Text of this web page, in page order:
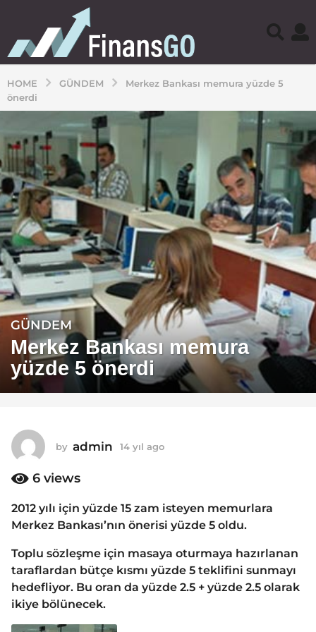
HOME GÜNDEM
Merkez Bankası memura yüzde 5
önerdi
1
4
ı
l
o
1
4
ı
l
GÜNDEM
Merkez Bankası memura
yüzde 5 önerdi
by admin 14 yıl ago
a
g
6 views
2012 yılı için yüzde 15 zam isteyen memurlara
Merkez Bankası’nın önerisi yüzde 5 oldu.
Toplu sözleşme için masaya oturmaya hazırlanan
taraflardan bütçe kısmı yüzde 5 teklifini sunmayı
hedefliyor. Bu oran da yüzde 2.5 + yüzde 2.5 olarak
ikiye bölünecek.